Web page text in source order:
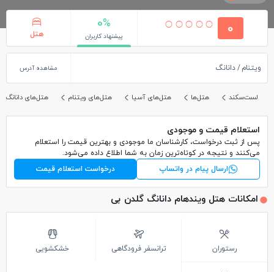
0
0%
پیشنهاد کاربران هتل
ویتنام دانانگ مشاهده آدرس
لست‌سکند هتل‌ها هتل‌های آسیا هتل‌های ویتنام هتل‌های دانانگ
استعلام قیمت و موجودی
پس از ثبت درخواست، کارشناسان ما موجودی و بهترین قیمت را استعلام
می‌کنند و نتیجه در کوتاه‌ترین زمان به شما اطلاع داده می‌شود.
ارسال پیام در واتساپ
درخواست استعلام قیمت
امکانات هتل ویندهام دانانگ گلدن بی
رستوران ترانسفر فرودگاهی خشکشویی